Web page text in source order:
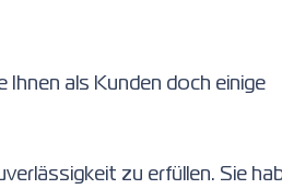
als Kunden doch einige
zu erfüllen. Sie